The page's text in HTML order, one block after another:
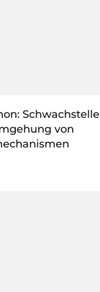
Schwachstelle
von